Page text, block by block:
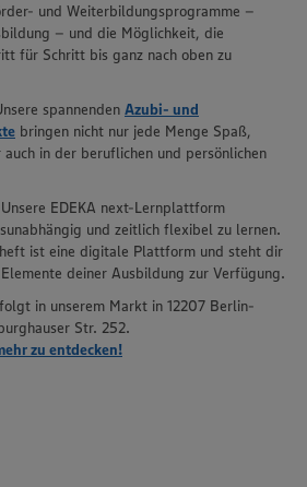
und Weiterbildungsprogramme –
– und die Möglichkeit, die
für Schritt bis ganz nach oben zu
spannenden Azubi- und
bringen nicht nur jede Menge Spaß,
in der beruflichen und persönlichen
Unsere EDEKA next-Lernplattform
und zeitlich flexibel zu lernen.
ist eine digitale Plattform und steht dir
deiner Ausbildung zur Verfügung.
in unserem Markt in 12207 Berlin-
Str. 252.
zu entdecken!